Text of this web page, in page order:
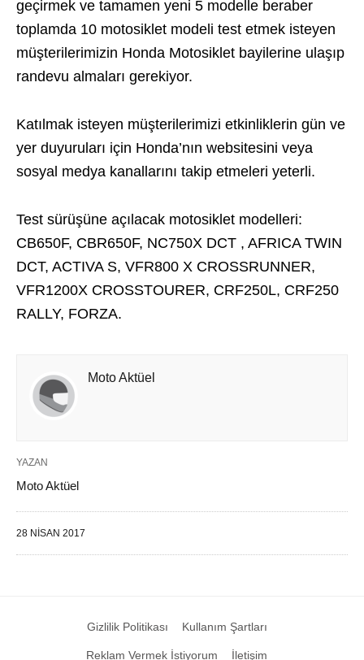
geçirmek ve tamamen yeni 5 modelle beraber
toplamda 10 motosiklet modeli test etmek isteyen
müşterilerimizin Honda Motosiklet bayilerine ulaşıp
randevu almaları gerekiyor.
Katılmak isteyen müşterilerimizi etkinliklerin gün ve
yer duyuruları için Honda’nın websitesini veya
sosyal medya kanallarını takip etmeleri yeterli.
Test sürüşüne açılacak motosiklet modelleri:
CB650F, CBR650F, NC750X DCT , AFRICA TWIN
DCT, ACTIVA S, VFR800 X CROSSRUNNER,
VFR1200X CROSSTOURER, CRF250L, CRF250
RALLY, FORZA.
Moto Aktüel
YAZAN
Moto Aktüel
28 NISAN 2017
Gizlilik Politikası Kullanım Şartları
Reklam Vermek İstiyorum İletişim